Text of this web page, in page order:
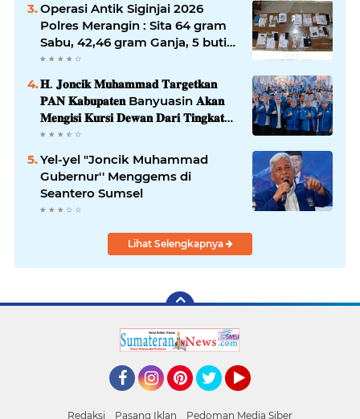
Operasi Antik Siginjai 2026
Polres Merangin : Sita 64 gram
Sabu, 42,46 gram Ganja, 5 butir
extasi, dan Amankan 21 Orang
Tersangka
𝐇. 𝐉𝐨𝐧𝐜𝐢𝐤 𝐌𝐮𝐡𝐚𝐦𝐦𝐚𝐝 𝐓𝐚𝐫𝐠𝐞𝐭𝐤𝐚𝐧
𝐏𝐀𝐍 𝐊𝐚𝐛𝐮𝐩𝐚𝐭𝐞𝐧 Banyuasin 𝐀𝐤𝐚𝐧
𝐌𝐞𝐧𝐠𝐢𝐬𝐢 𝐊𝐮𝐫𝐬𝐢 𝐃𝐞𝐰𝐚𝐧 𝐃𝐚𝐫𝐢 𝐓𝐢𝐧𝐠𝐤𝐚𝐭
𝐃𝐏𝐑 𝐃𝐚𝐞𝐫𝐚𝐡 𝐇𝐢𝐧𝐠𝐠𝐚 𝐃𝐏𝐑-𝐑𝐈
Yel-yel "Joncik Muhammad
Gubernur'' Menggems di
Seantero Sumsel
Lihat Selengkapnya
Redaksi Pasang Iklan Pedoman Media Siber